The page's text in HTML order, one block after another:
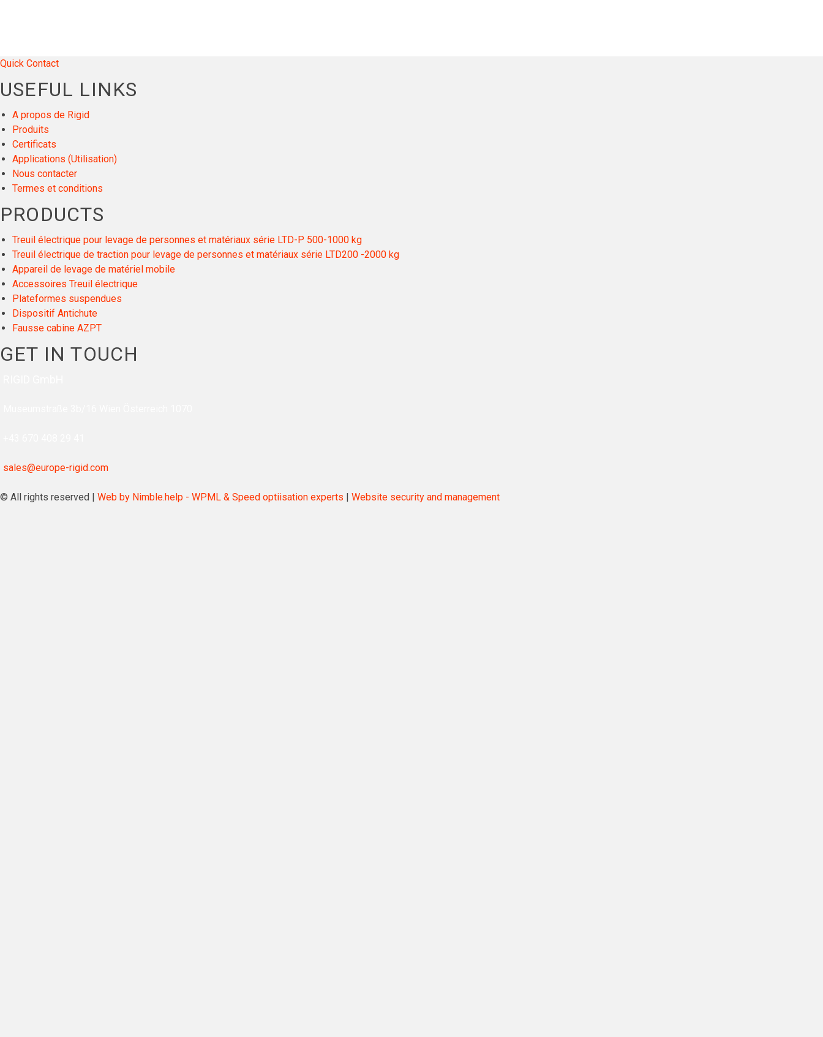
Quick Contact
USEFUL LINKS
A propos de Rigid
Produits
Certificats
Applications (Utilisation)
Nous contacter
Termes et conditions
PRODUCTS
Treuil électrique pour levage de personnes et matériaux série LTD-P 500-1000 kg
Treuil électrique de traction pour levage de personnes et matériaux série LTD200 -2000 kg
Appareil de levage de matériel mobile
Accessoires Treuil électrique
Plateformes suspendues
Dispositif Antichute
Fausse cabine AZPT
GET IN TOUCH
sales@europe-rigid.com
© All rights reserved | Web by Nimble.help - WPML & Speed optiisation experts Website security and management